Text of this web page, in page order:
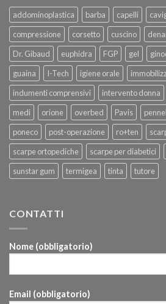
addominoplastica barba capelli
compressione
corsetto cuscino
Dr. Gibaud
euphidra FGP gel
guaina
I-Tech igiene orale
indumenti comprensivi
intervento donna
medi
orione overbed Pavis
poneco
post-operazione ro+ten
scarpe ortopediche
scarpe per diabetici
sunstar gum
termigea tinta tutore
CONTATTI
Nome (obbligatorio)
Email (obbligatorio)